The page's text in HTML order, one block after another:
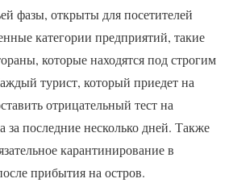
фазы, открыты для посетителей
категории предприятий, такие
которые находятся под строгим
турист, который приедет на
отрицательный тест на
за последние несколько дней. Также
карантинирование в
прибытия на остров.